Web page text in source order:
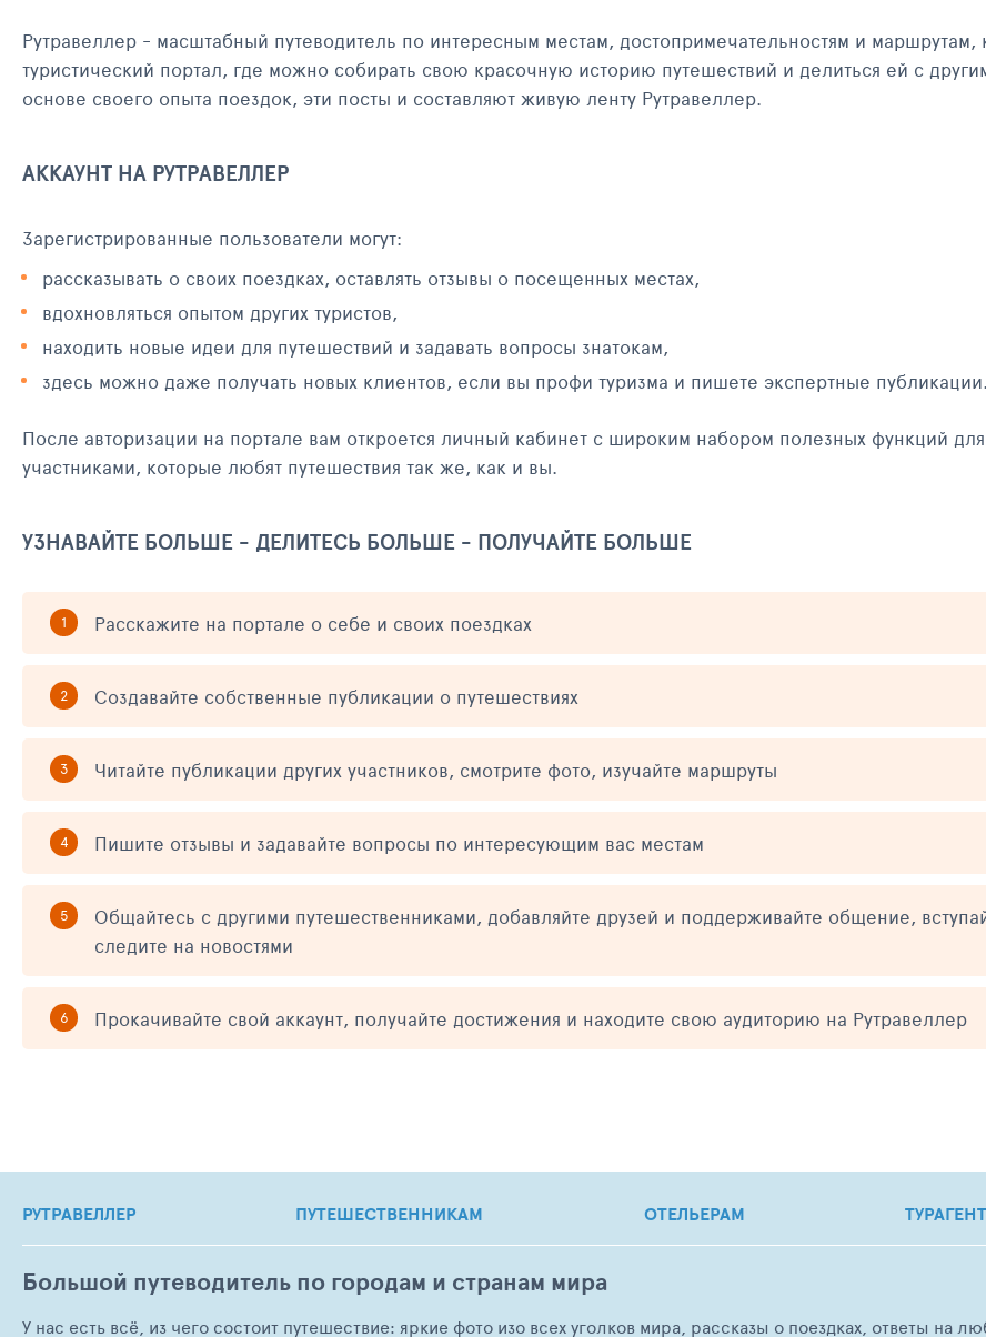
Рутравеллер - масштабный путеводитель по интересным местам, достопримечательностям и маршрутам,
туристический портал, где можно собирать свою красочную историю путешествий и делиться ей с
основе своего опыта поездок, эти посты и составляют живую ленту Рутравеллер.
АККАУНТ НА РУТРАВЕЛЛЕР
Зарегистрированные пользователи могут:
рассказывать о своих поездках, оставлять отзывы о посещенных местах,
вдохновляться опытом других туристов,
находить новые идеи для путешествий и задавать вопросы знатокам,
здесь можно даже получать новых клиентов, если вы профи туризма и пишете экспертные публикации.
После авторизации на портале вам откроется личный кабинет с широким набором полезных функций
участниками, которые любят путешествия так же, как и вы.
УЗНАВАЙТЕ БОЛЬШЕ - ДЕЛИТЕСЬ БОЛЬШЕ - ПОЛУЧАЙТЕ БОЛЬШЕ
Расскажите на портале о себе и своих поездках
Создавайте собственные публикации о путешествиях
Читайте публикации других участников, смотрите фото, изучайте маршруты
Пишите отзывы и задавайте вопросы по интересующим вас местам
Общайтесь с другими путешественниками, добавляйте друзей и поддерживайте общение,
следите на новостями
Прокачивайте свой аккаунт, получайте достижения и находите свою аудиторию на Рутравеллер
РУТРАВЕЛЛЕР ПУТЕШЕСТВЕННИКАМ ОТЕЛЬЕРАМ
Большой путеводитель по городам и странам мира
У нас есть всё, из чего состоит путешествие: яркие фото изо всех уголков мира, рассказы о поездках, ответы